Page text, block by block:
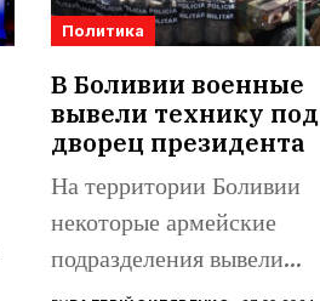
Политика
В Боливии военные
вывели технику под
дворец президента
На территории Боливии
некоторые армейские
подразделения вывели